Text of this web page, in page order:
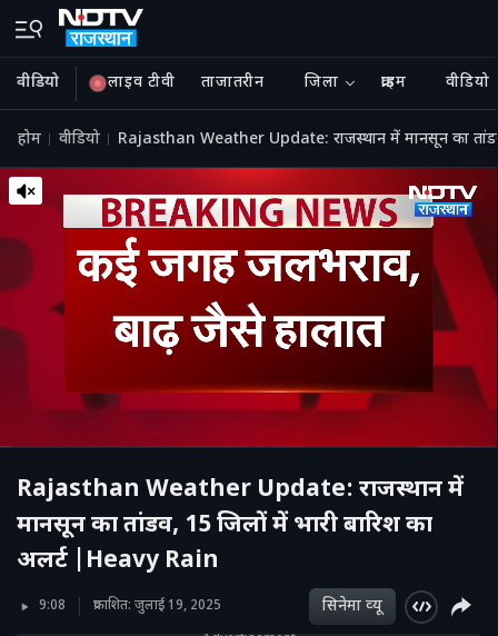
वीडियो लाइव टीवी ताजातरीन जिला क्राइम वीडियो
होम वीडियो Rajasthan Weather Update: राजस्थान में मानसून का
Rajasthan Weather Update: राजस्थान में
मानसून का तांडव, 15 जिलों में भारी बारिश का
अलर्ट |Heavy Rain
9:08 प्रकाशित: जुलाई 19, 2025 सिनेमा व्‍यू